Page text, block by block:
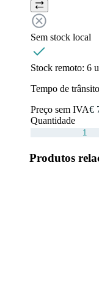
Sem stock local
Stock remoto: 6
Tempo de
Preço sem IVA€
Quantidade
Produtos